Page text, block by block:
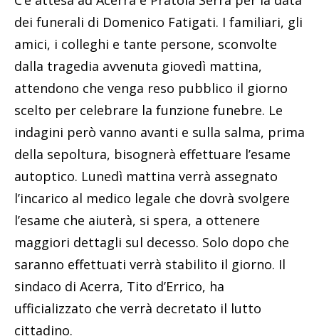
dei funerali di Domenico Fatigati. I familiari, gli
amici, i colleghi e tante persone, sconvolte
dalla tragedia avvenuta giovedì mattina,
attendono che venga reso pubblico il giorno
scelto per celebrare la funzione funebre. Le
indagini però vanno avanti e sulla salma, prima
della sepoltura, bisognerà effettuare l’esame
autoptico. Lunedì mattina verrà assegnato
l’incarico al medico legale che dovrà svolgere
l’esame che aiuterà, si spera, a ottenere
maggiori dettagli sul decesso. Solo dopo che
saranno effettuati verrà stabilito il giorno. Il
sindaco di Acerra, Tito d’Errico, ha
ufficializzato che verrà decretato il lutto
cittadino.